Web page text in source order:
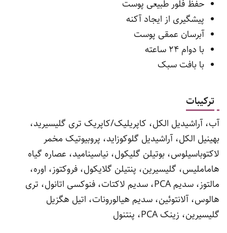
حفظ فلور طبیعی پوست
پیشگیری از ایجاد آکنه
آبرسان عمقی پوست
با دوام 24 ساعته
با بافت سبک
ترکیبات
آب، آراشیدیل الکل، کاپریلیک/کاپریک تری گلیسیرید،
بهینیل الکل، آراشیدیل گلوکوزاید، پروبیوتیک مخمر
لاکتوباسیلوس، بوتیلن گلیکول، نیاسینامید، عصاره گیاه
هاماملیس، گلیسیرین، پنتیلن گلایکول، فروکتوز، اوره،
مالتوز، سدیم PCA، سدیم لاکتات، فنوکسی اتانول، تری
هالوس، آلانتوئین، سدیم هیالورونات، اتیل هگزیل
گلیسیرین، زینک PCA، پنتنول